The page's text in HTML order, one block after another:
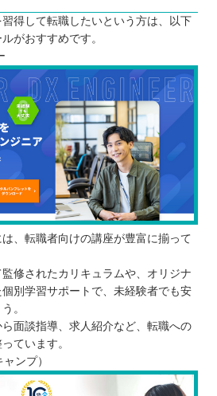
得して転職したいという方は、以下
がおすすめです。
、転職者向けの講座が豊富に揃って
修されたカリキュラムや、オリジナ
別学習サポートで、未経験者でも安
。
面談指導、求人紹介など、転職への
ています。
ンプ）